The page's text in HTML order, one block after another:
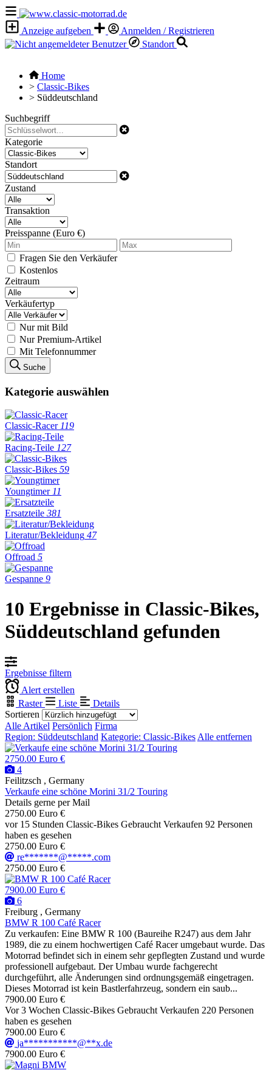
Anzeige aufgeben
Anmelden / Registrieren
Standort
Home
> Classic-Bikes
> Süddeutschland
Suchbegriff
Kategorie
Standort
Zustand
Transaktion
Preisspanne (Euro €)
Fragen Sie den Verkäufer
Kostenlos
Zeitraum
Verkäufertyp
Nur mit Bild
Nur Premium-Artikel
Mit Telefonnummer
Suche
Kategorie auswählen
Classic-Racer 119
Racing-Teile 127
Classic-Bikes 59
Youngtimer 11
Ersatzteile 381
Literatur/Bekleidung 47
Offroad 5
Gespanne 9
10 Ergebnisse in Classic-Bikes,
Süddeutschland gefunden
Ergebnisse filtern
Alert erstellen
Raster
Liste
Details
Sortieren
Alle Artikel Persönlich Firma
Region: Süddeutschland Kategorie: Classic-Bikes Alle entfernen
2750.00 Euro €
4
Feilitzsch , Germany
Verkaufe eine schöne Morini 31/2 Touring
Details gerne per Mail
2750.00 Euro €
vor 15 Stunden Classic-Bikes Gebraucht Verkaufen 92 Personen
haben es gesehen
2750.00 Euro €
re*******@*****.com
2750.00 Euro €
7900.00 Euro €
6
Freiburg , Germany
BMW R 100 Café Racer
Zu verkaufen: Eine BMW R 100 (Baureihe R247) aus dem Jahr
1989, die zu einem hochwertigen Café Racer umgebaut wurde. Das
Motorrad befindet sich in einem sehr gepflegten Zustand und wurde
professionell aufgebaut. Der Umbau wurde fachgerecht
durchgeführt, alle Änderungen sind ordnungsgemäß eingetragen.
Dieses Motorrad ist kein Bastlerfahrzeug, sondern ein saub...
7900.00 Euro €
Vor 3 Wochen Classic-Bikes Gebraucht Verkaufen 220 Personen
haben es gesehen
7900.00 Euro €
ja***********@**x.de
7900.00 Euro €